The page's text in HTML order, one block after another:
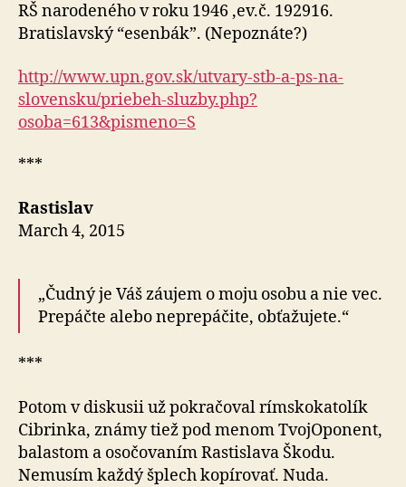
RŠ narodeného v roku 1946 ,ev.č. 192916.
Bratislavský “esenbák”. (Nepoznáte?)
http://www.upn.gov.sk/utvary-stb-a-ps-na-
slovensku/priebeh-sluzby.php?
osoba=613&pismeno=S
***
Rastislav
March 4, 2015
„Čudný je Váš záujem o moju osobu a nie vec.
Prepáčte alebo neprepáčite, obťažujete.“
***
Potom v diskusii už pokračoval rímskokatolík
Cibrinka, známy tiež pod menom TvojOponent,
balastom a osočovaním Rastislava Škodu.
Nemusím každý šplech kopírovať. Nuda.